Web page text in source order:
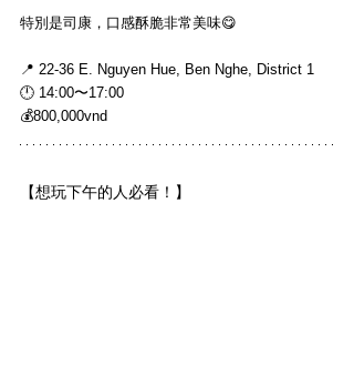
特別是司康，口感酥脆非常美味😋
📍 22-36 E. Nguyen Hue, Ben Nghe, District 1
🕛 14:00〜17:00
💰800,000vnd
【想玩下午的人必看！】